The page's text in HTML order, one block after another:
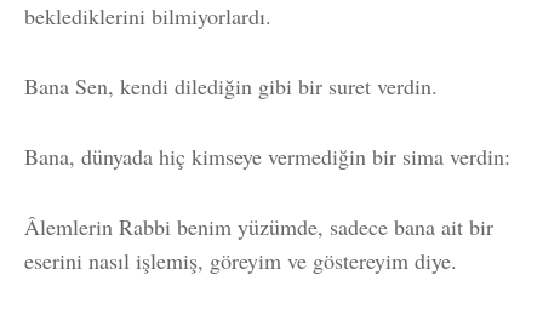
beklediklerini bilmiyorlardı.
Bana Sen, kendi dilediğin gibi bir suret verdin.
Bana, dünyada hiç kimseye vermediğin bir sima verdin:
Âlemlerin Rabbi benim yüzümde, sadece bana ait bir
eserini nasıl işlemiş, göreyim ve göstereyim diye.